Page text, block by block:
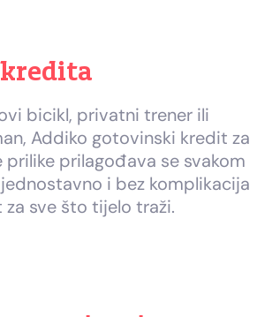
bicikl, privatni trener ili
Addiko gotovinski kredit za
prilike prilagođava se svakom
jednostavno i bez komplikacija
sve što tijelo traži.